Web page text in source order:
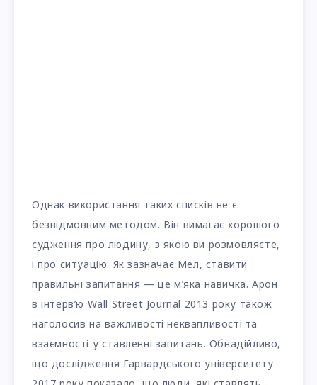
Однак використання таких списків не є
безвідмовним методом. Він вимагає хорошого
судження про людину, з якою ви розмовляєте,
і про ситуацію. Як зазначає Мел, ставити
правильні запитання — це м’яка навичка. Арон
в інтерв’ю Wall Street Journal 2013 року також
наголосив на важливості неквапливості та
взаємності у ставленні запитань. Обнадійливо,
що дослідження Гарвардського університету